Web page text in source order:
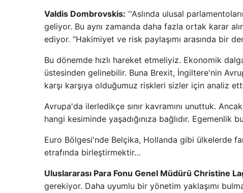
Valdis Dombrovskis: ''Aslında ulusal
geliyor. Bu aynı zamanda daha fazla ortak karar
ediyor. “Hakimiyet ve risk paylaşımı arasında bir
Bu dönemde hızlı hareket etmeliyiz. Ekonomik
üstesinden gelinebilir. Buna Brexit, İngiltere'nin
karşı karşıya olduğumuz riskleri sizler için analiz
Avrupa'da ilerledikçe sınır kavramını unuttuk.
hangi kesiminde yaşadığınıza bağlıdır.
Euro Bölgesi'nde Belçika, Hollanda gibi ülkelerde
etrafında birleştirmektir…
Uluslararası Para Fonu Genel Müdürü Christine
gerekiyor. Daha uyumlu bir yönetim yaklaşımı